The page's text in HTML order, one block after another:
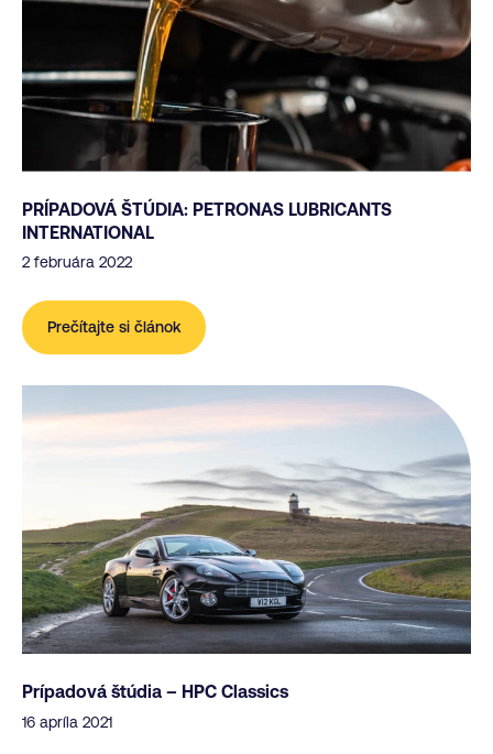
PRÍPADOVÁ ŠTÚDIA: PETRONAS LUBRICANTS
INTERNATIONAL
2 februára 2022
Prečítajte si článok
Prípadová štúdia – HPC Classics
16 apríla 2021